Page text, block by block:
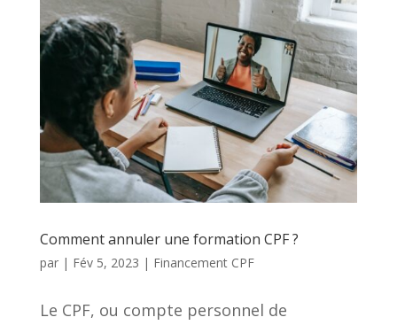
Comment annuler une formation CPF ?
par | Fév 5, 2023 | Financement CPF
Le CPF, ou compte personnel de